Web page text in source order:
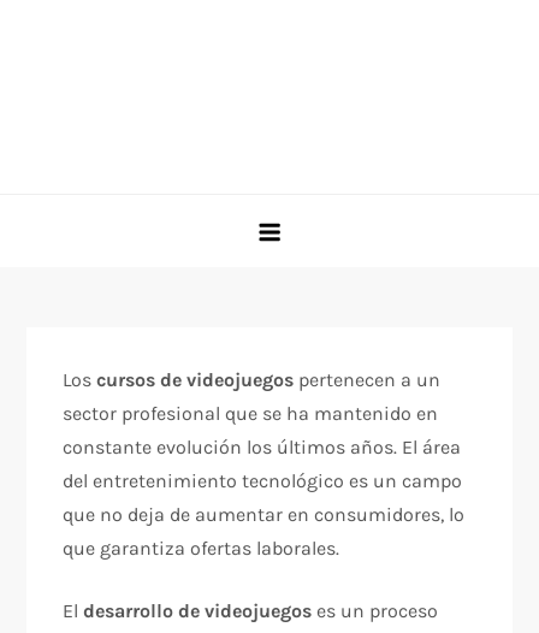
Loscursos de videojuegos pertenecen a un
sector profesional que se ha mantenido en
constante evolución los últimos años. El área
del entretenimiento tecnológico es un campo
que no deja de aumentar en consumidores, lo
que garantiza ofertas laborales.
Eldesarrollo de videojuegos es un proceso